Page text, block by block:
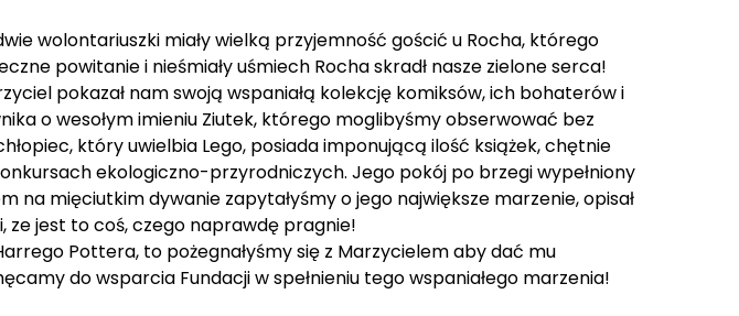
wolontariuszki miały wielką przyjemność gościć u Rocha, którego
powitanie i nieśmiały uśmiech Rocha skradł nasze zielone serca!
pokazał nam swoją wspaniałą kolekcję komiksów, ich bohaterów i
o wesołym imieniu Ziutek, którego moglibyśmy obserwować bez
który uwielbia Lego, posiada imponującą ilość książek, chętnie
ekologiczno-przyrodniczych. Jego pokój po brzegi wypełniony
na mięciutkim dywanie zapytałyśmy o jego największe marzenie, opisał
ze jest to coś, czego naprawdę pragnie!
Pottera, to pożegnałyśmy się z Marzycielem aby dać mu
do wsparcia Fundacji w spełnieniu tego wspaniałego marzenia!